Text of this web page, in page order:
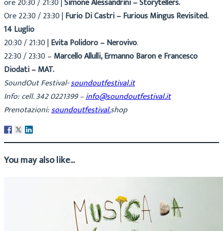
Ore 22:30 / 23:30 |Furio Di Castri – Furious Mingus Revisited.
14 Luglio
20:30 / 21:30 |Evita Polidoro – Nerovivo.
22:30 / 23:30 – Marcello Allulli, Ermanno Baron e Francesco
Diodati – MAT.
SoundOut Festival-soundoutfestival.it
Info: cell. 342 0221399 –info@soundoutfestival.it
Prenotazioni:soundoutfestival.shop
You may also like...